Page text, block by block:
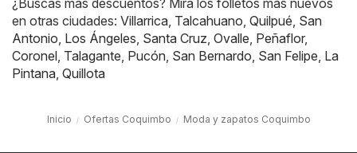
¿Buscas más descuentos? Mira los folletos más nuevos
en otras ciudades: Villarrica, Talcahuano, Quilpué, San
Antonio, Los Ángeles, Santa Cruz, Ovalle, Peñaflor,
Coronel, Talagante, Pucón, San Bernardo, San Felipe, La
Pintana, Quillota
Inicio Ofertas Coquimbo Moda y zapatos Coquimbo